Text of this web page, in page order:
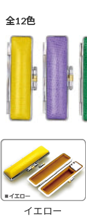
全12色
イエロー